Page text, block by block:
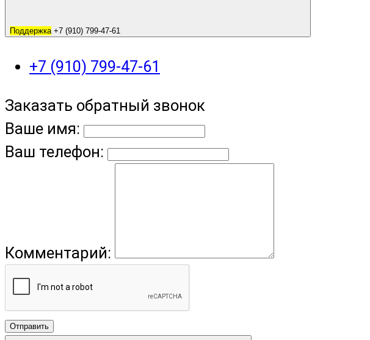
Поддержка +7 (910) 799-47-61
+7 (910) 799-47-61
Заказать обратный звонок
Ваше имя:
Ваш телефон:
Комментарий:
Отправить